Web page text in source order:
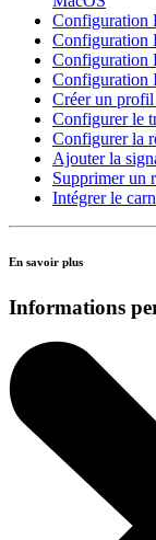
Configuration
Configuration
Configuration
Configuration
Créer un profil
Configurer le
Configurer la
Ajouter la
Supprimer un
Intégrer le
En savoir plus
Informations